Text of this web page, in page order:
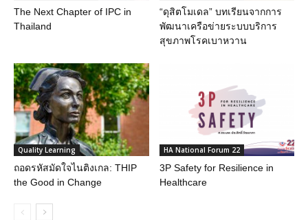
The Next Chapter of IPC in
Thailand
“ดุสิตโมเดล” บทเรียนจากการ
พัฒนาเครือข่ายระบบบริการ
สุขภาพโรคเบาหวาน
Quality Learning
ถอดรหัสมัดใจไนติงเกล: THIP
the Good in Change
HA National Forum 22
3P Safety for Resilience in
Healthcare